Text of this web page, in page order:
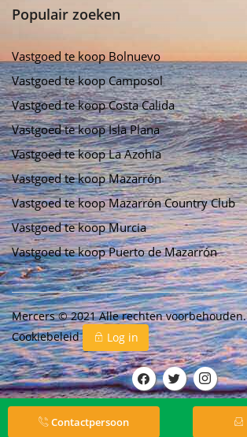
Populair zoeken
Vastgoed te koop Bolnuevo
Vastgoed te koop Camposol
Vastgoed te koop Costa Calida
Vastgoed te koop Isla Plana
Vastgoed te koop La Azohia
Vastgoed te koop Mazarrón
Vastgoed te koop Mazarrón Country Club
Vastgoed te koop Murcia
Vastgoed te koop Puerto de Mazarrón
Mercers © 2021 Alle rechten
Cookiebeleid
Log in
Contactpersoon